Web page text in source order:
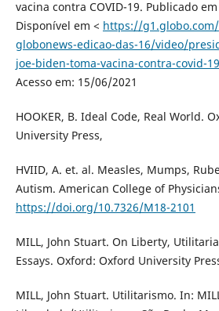
vacina contra COVID-19. Publicado
Disponível em < https://
globonews-edicao-das-16/video/
joe-biden-toma-vacina-contra-covid-
Acesso em: 15/06/2021
HOOKER, B. Ideal Code, Real World.
University Press,
HVIID, A. et. al. Measles, Mumps,
Autism. American College of
https://doi.org/10.7326/M18-2101
MILL, John Stuart. On Liberty,
Essays. Oxford: Oxford University
MILL, John Stuart. Utilitarismo. In: